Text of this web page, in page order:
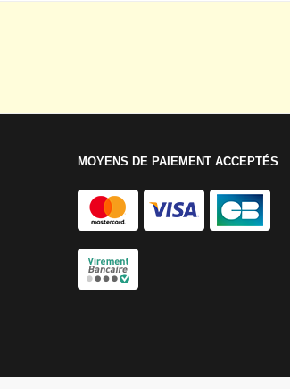
MOYENS DE PAIEMENT ACCEPTÉS